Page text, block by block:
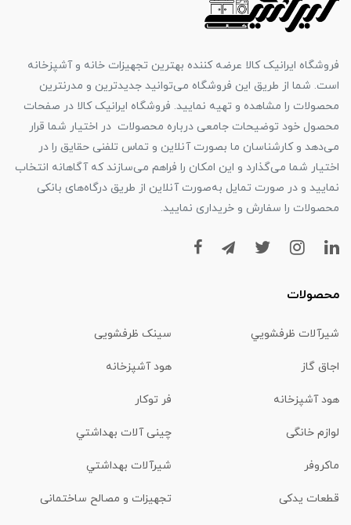
فروشگاه ایرانیک کالا عرضه کننده بهترین تجهیزات خانه و آشپزخانه
است. شما از طریق این فروشگاه می‌توانید جدیدترین و مدرنترین
محصولات را مشاهده و تهیه نمایید. فروشگاه ایرانیک کالا در صفحات
محصول خود توضیحات جامعی درباره محصولات در اختیار شما قرار
می‌دهد و کارشناسان ما بصورت آنلاین و تماس تلفنی حقایق را در
اختیار شما می‌گذارد و این امکان را فراهم می‌سازند که آگاهانه انتخاب
نمایید و در صورت تمایل به‌صورت آنلاین از طریق درگاه‌های بانکی
محصولات را سفارش و خریداری نمایید.
محصولات
شیرآلات ظرفشويي سینک ظرفشویی
اجاق گاز هود آشپزخانه
هود آشپزخانه فر توکار
لوازم خانگی چینی آلات بهداشتي
ماكروفر شیرآلات بهداشتي
قطعات یدکی تجهیزات و مصالح ساختمانی